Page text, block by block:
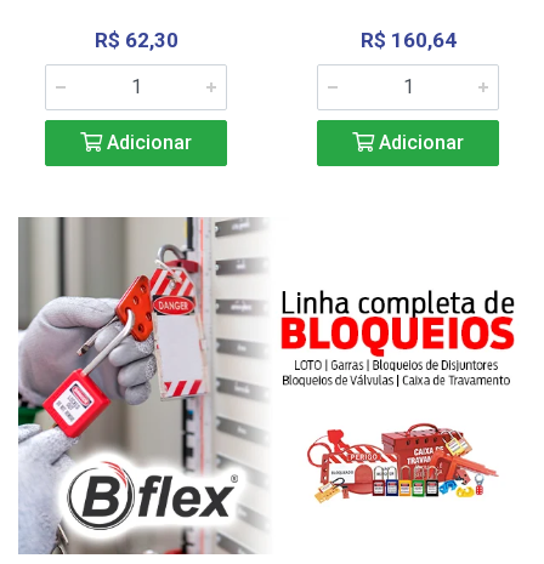
R$ 62,30
Adicionar
R$ 160,64
Adicionar